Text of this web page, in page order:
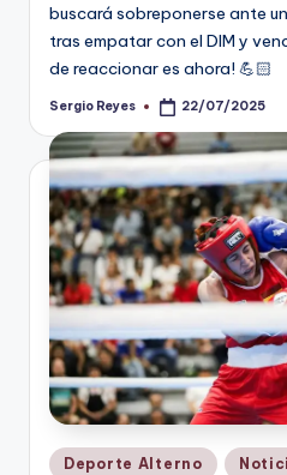
buscará sobreponerse ante
tras empatar con el DIM y
de reaccionar es ahora! 💪🏻
Publicado
Sergio Reyes 22/07/2025
Publicado
Deporte Alterno